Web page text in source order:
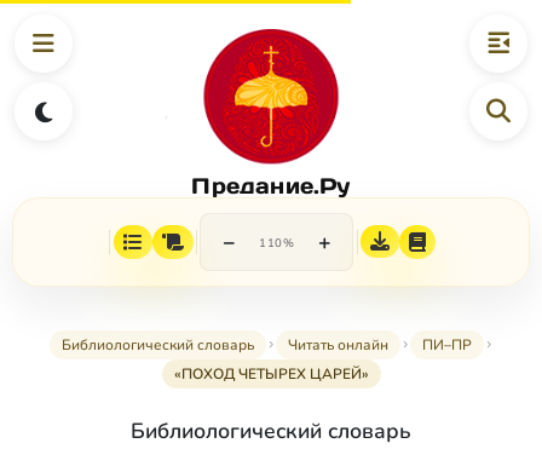
Предание.Ру
− 110% +
Библиологический словарь Читать онлайн
ПИ–ПР
«ПОХОД ЧЕТЫРЕХ ЦАРЕЙ»
Библиологический словарь